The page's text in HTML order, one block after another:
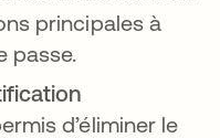
principales à
passe.
d’éliminer le